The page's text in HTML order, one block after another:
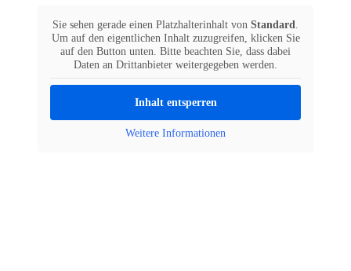
Sie sehen gerade einen Platzhalterinhalt von Standard.
Um auf den eigentlichen Inhalt zuzugreifen, klicken Sie
auf den Button unten. Bitte beachten Sie, dass dabei
Daten an Drittanbieter weitergegeben werden.
Inhalt entsperren
Weitere Informationen